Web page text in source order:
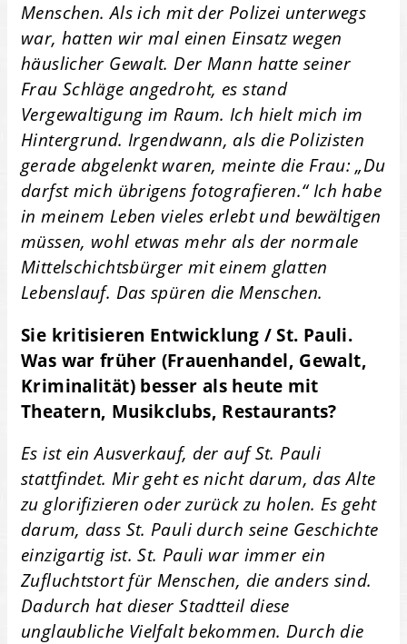
Menschen. Als ich mit der Polizei unterwegs
war, hatten wir mal einen Einsatz wegen
häuslicher Gewalt. Der Mann hatte seiner
Frau Schläge angedroht, es stand
Vergewaltigung im Raum. Ich hielt mich im
Hintergrund. Irgendwann, als die Polizisten
gerade abgelenkt waren, meinte die Frau: „Du
darfst mich übrigens fotografieren.“ Ich habe
in meinem Leben vieles erlebt und bewältigen
müssen, wohl etwas mehr als der normale
Mittelschichtsbürger mit einem glatten
Lebenslauf. Das spüren die Menschen.
Sie kritisieren Entwicklung / St. Pauli.
Was war früher (Frauenhandel, Gewalt,
Kriminalität) besser als heute mit
Theatern, Musikclubs, Restaurants?
Es ist ein Ausverkauf, der auf St. Pauli
stattfindet. Mir geht es nicht darum, das Alte
zu glorifizieren oder zurück zu holen. Es geht
darum, dass St. Pauli durch seine Geschichte
einzigartig ist. St. Pauli war immer ein
Zufluchtstort für Menschen, die anders sind.
Dadurch hat dieser Stadtteil diese
unglaubliche Vielfalt bekommen. Durch die